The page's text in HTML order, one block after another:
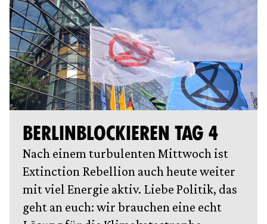
BERLINBLOCKIEREN TAG 4
Nach einem turbulenten Mittwoch ist
Extinction Rebellion auch heute weiter
mit viel Energie aktiv. Liebe Politik, das
geht an euch: wir brauchen eine echt